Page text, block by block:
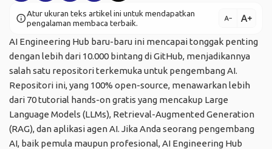
infoAtur ukuran teks artikel ini untuk mendapatkan
pengalaman membaca terbaik.
text_decrease text_increase
AI Engineering Hub baru-baru ini mencapai tonggak penting
dengan lebih dari 10.000 bintang di GitHub, menjadikannya
salah satu repositori terkemuka untuk pengembang AI.
Repositori ini, yang 100% open-source, menawarkan lebih
dari 70 tutorial hands-on gratis yang mencakup Large
Language Models (LLMs), Retrieval-Augmented Generation
(RAG), dan aplikasi agen AI. Jika Anda seorang pengembang
AI, baik pemula maupun profesional, AI Engineering Hub